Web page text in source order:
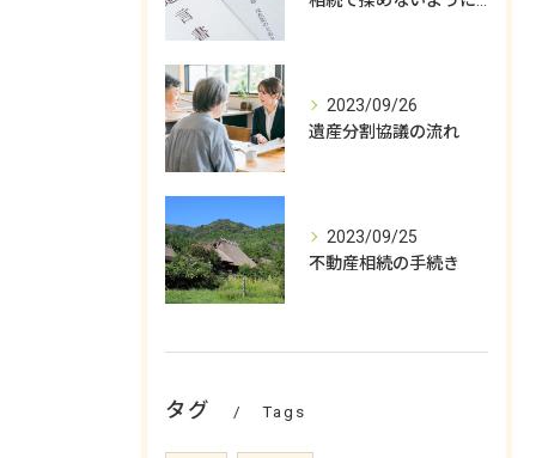
2023/09/26
遺産分割協議の流れ
2023/09/25
不動産相続の手続き
タグ Tags